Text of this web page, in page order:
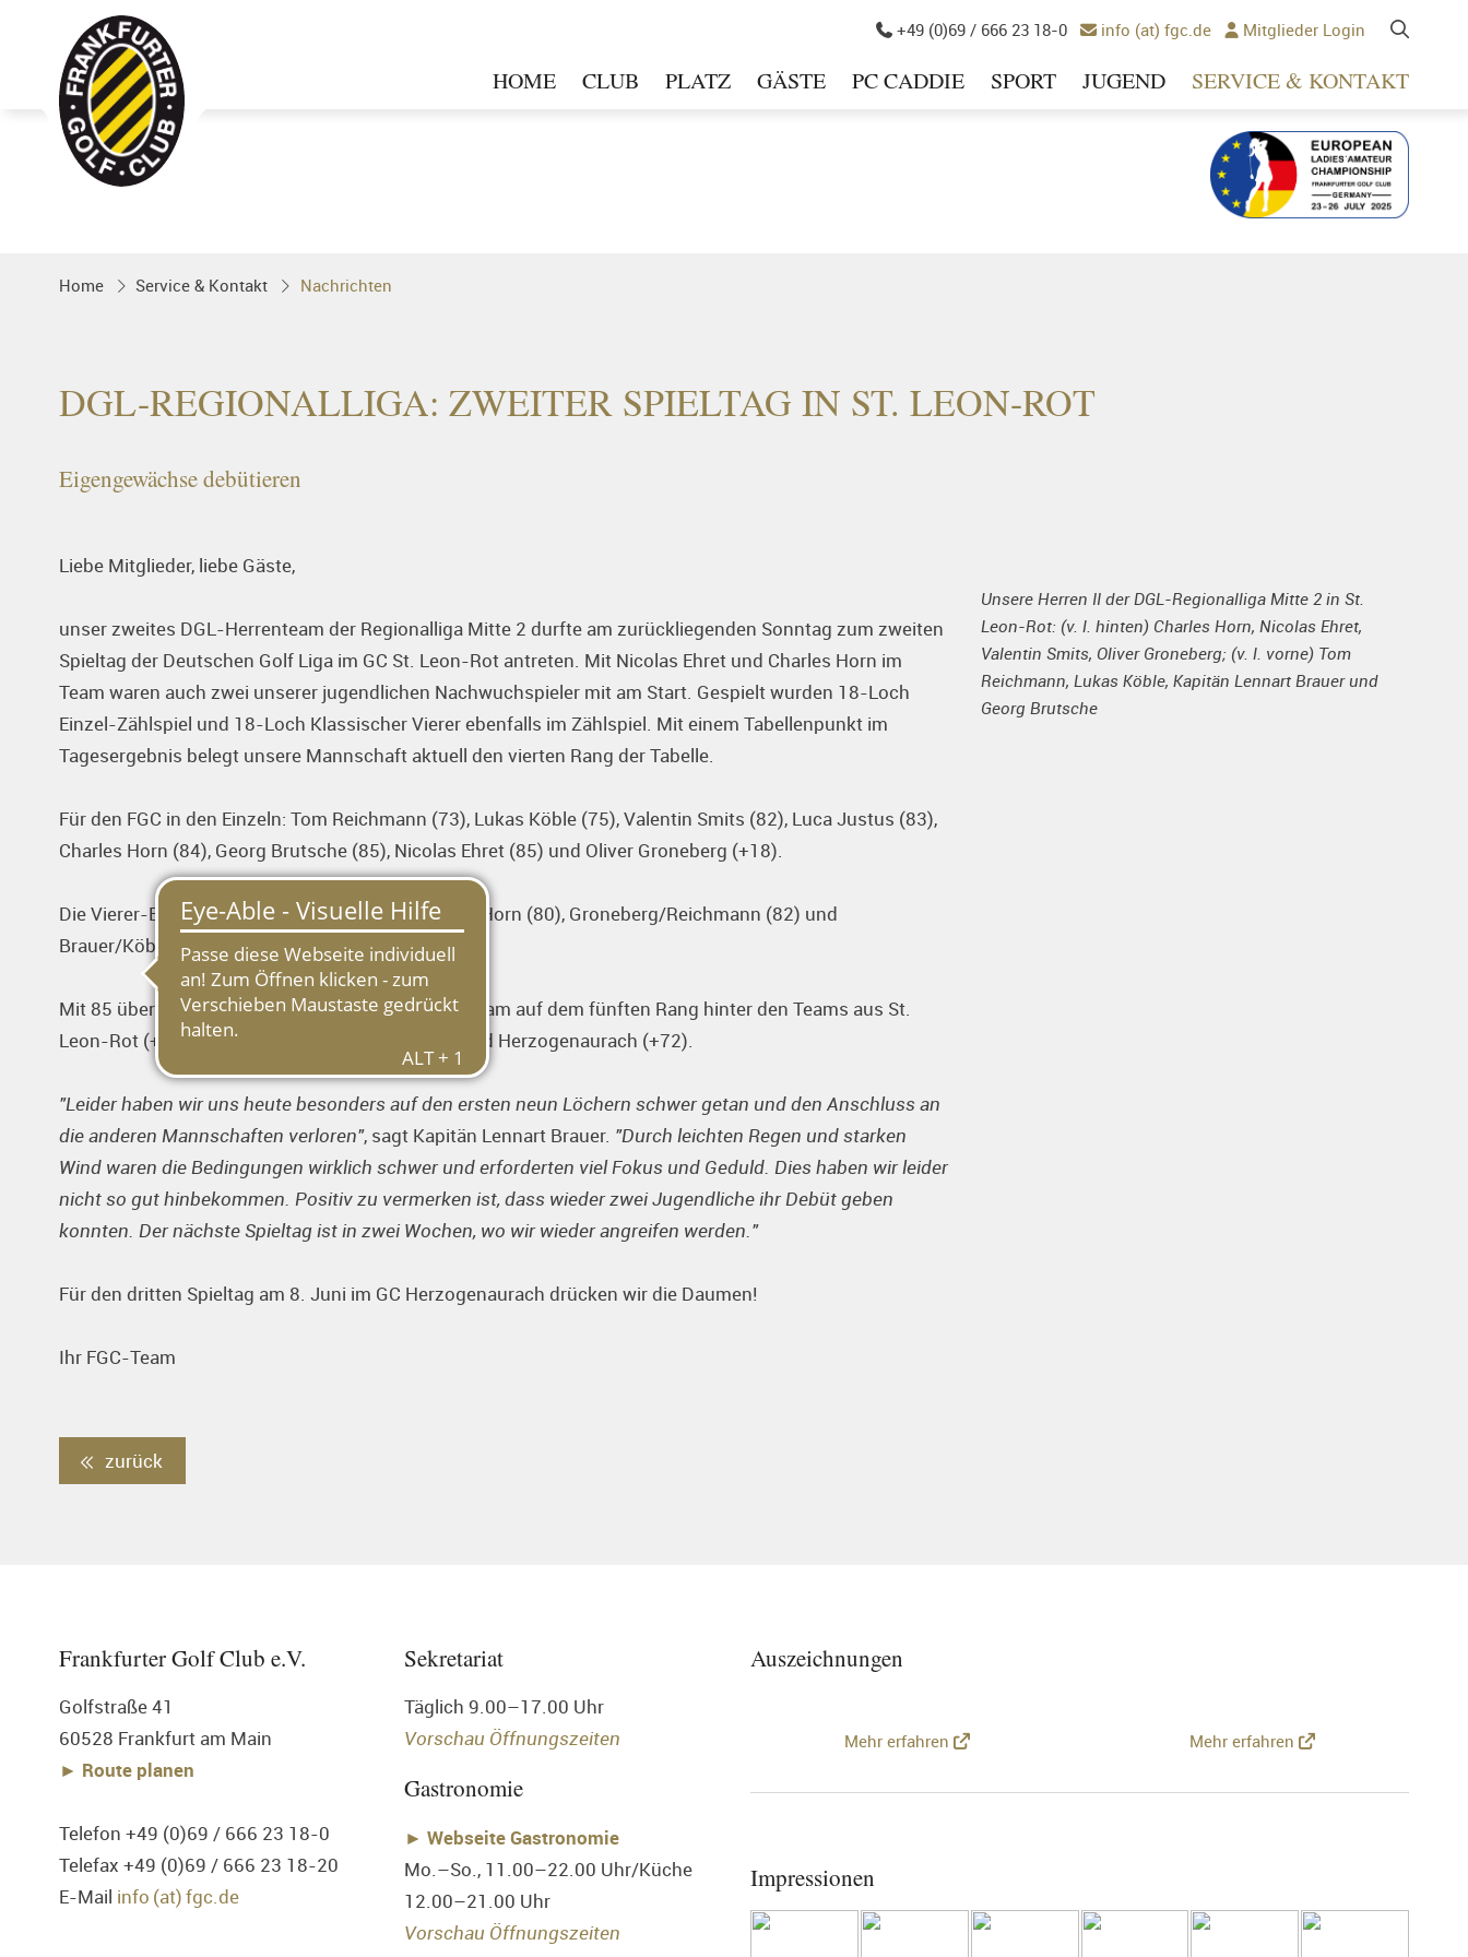
 +49 (0)69 / 666 23 18-0  info (at) fgc.de  Mitglieder Login
HOME CLUB PLATZ GÄSTE PC CADDIE SPORT JUGEND SERVICE & KONTAKT
Golfgenuss und Spitzensport mitten in
FRANKFURT
Home Service & Kontakt Nachrichten
DGL-REGIONALLIGA: ZWEITER SPIELTAG IN ST. LEON-ROT
Eigengewächse debütieren
Liebe Mitglieder, liebe Gäste,
unser zweites DGL-Herrenteam der Regionalliga Mitte 2 durfte am zurückliegenden Sonntag zum zweiten
Spieltag der Deutschen Golf Liga im GC St. Leon-Rot antreten. Mit Nicolas Ehret und Charles Horn im
Team waren auch zwei unserer jugendlichen Nachwuchspieler mit am Start. Gespielt wurden 18-Loch
Einzel-Zählspiel und 18-Loch Klassischer Vierer ebenfalls im Zählspiel. Mit einem Tabellenpunkt im
Tagesergebnis belegt unsere Mannschaft aktuell den vierten Rang der Tabelle.
Für den FGC in den Einzeln: Tom Reichmann (73), Lukas Köble (75), Valentin Smits (82), Luca Justus (83),
Charles Horn (84), Georg Brutsche (85), Nicolas Ehret (85) und Oliver Groneberg (+18).
Die Vierer-Ergebnisse: Brutsche/Smits (75), Ehret/Horn (80), Groneberg/Reichmann (82) und
Brauer/Köble (85).
Mit 85 über Par platzierte sich unser Frankfurter Team auf dem fünften Rang hinter den Teams aus St.
Leon-Rot (+32), Würzburg (+60), Rheintal (+64) und Herzogenaurach (+72).
"Leider haben wir uns heute besonders auf den ersten neun Löchern schwer getan und den Anschluss an
die anderen Mannschaften verloren", sagt Kapitän Lennart Brauer. "Durch leichten Regen und starken
Wind waren die Bedingungen wirklich schwer und erforderten viel Fokus und Geduld. Dies haben wir leider
nicht so gut hinbekommen. Positiv zu vermerken ist, dass wieder zwei Jugendliche ihr Debüt geben
konnten. Der nächste Spieltag ist in zwei Wochen, wo wir wieder angreifen werden."
Für den dritten Spieltag am 8. Juni im GC Herzogenaurach drücken wir die Daumen!
Ihr FGC-Team
Unsere Herren II der DGL-Regionalliga Mitte 2 in St.
Leon-Rot: (v. l. hinten) Charles Horn, Nicolas Ehret,
Valentin Smits, Oliver Groneberg; (v. l. vorne) Tom
Reichmann, Lukas Köble, Kapitän Lennart Brauer und
Georg Brutsche
zurück
Frankfurter Golf Club e.V.
Golfstraße 41
60528 Frankfurt am Main
► Route planen
Telefon +49 (0)69 / 666 23 18-0
Telefax +49 (0)69 / 666 23 18-20
E-Mail info (at) fgc.de
Sekretariat
Täglich 9.00–17.00 Uhr
Vorschau Öffnungszeiten
Gastronomie
►Webseite Gastronomie
Mo.–So., 11.00–22.00 Uhr/Küche
12.00–21.00 Uhr
Vorschau Öffnungszeiten
Auszeichnungen
Mehr erfahren Mehr erfahren
Impressionen